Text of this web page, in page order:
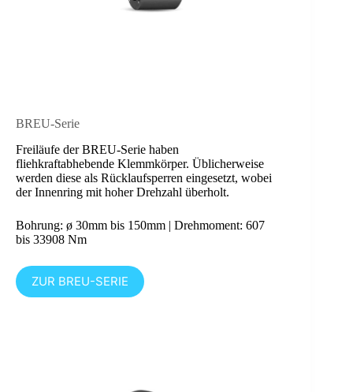
BREU-Serie
Freiläufe der BREU-Serie haben
fliehkraftabhebende Klemmkörper. Üblicherweise
werden diese als Rücklaufsperren eingesetzt, wobei
der Innenring mit hoher Drehzahl überholt.
Bohrung: ø 30mm bis 150mm | Drehmoment: 607
bis 33908 Nm
ZUR BREU-SERIE